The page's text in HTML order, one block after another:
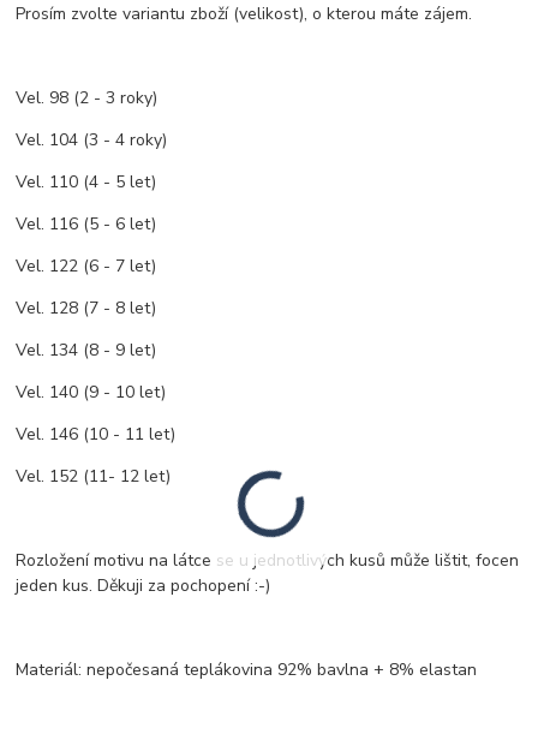
Prosím zvolte variantu zboží (velikost), o kterou máte zájem.
Vel. 98 (2 - 3 roky)
Vel. 104 (3 - 4 roky)
Vel. 110 (4 - 5 let)
Vel. 116 (5 - 6 let)
Vel. 122 (6 - 7 let)
Vel. 128 (7 - 8 let)
Vel. 134 (8 - 9 let)
Vel. 140 (9 - 10 let)
Vel. 146 (10 - 11 let)
Vel. 152 (11- 12 let)
Rozložení motivu na látce se u jednotlivých kusů může lištit, focen
jeden kus. Děkuji za pochopení :-)
Materiál: nepočesaná teplákovina 92% bavlna + 8% elastan